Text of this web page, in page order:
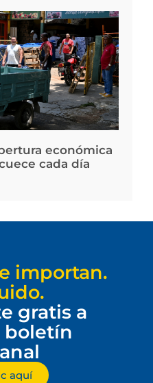
económica
cada día
importan.
gratis a
boletín
aquí